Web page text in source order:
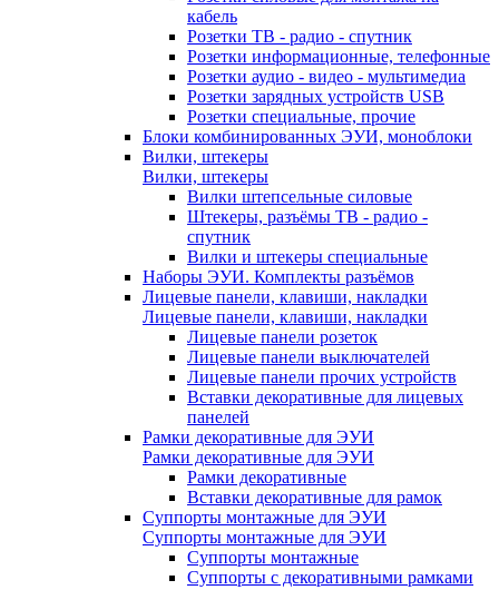
кабель
Розетки ТВ - радио - спутник
Розетки информационные, телефонные
Розетки аудио - видео - мультимедиа
Розетки зарядных устройств USB
Розетки специальные, прочие
Блоки комбинированных ЭУИ, моноблоки
Вилки, штекеры
Вилки, штекеры
Вилки штепсельные силовые
Штекеры, разъёмы ТВ - радио -
спутник
Вилки и штекеры специальные
Наборы ЭУИ. Комплекты разъёмов
Лицевые панели, клавиши, накладки
Лицевые панели, клавиши, накладки
Лицевые панели розеток
Лицевые панели выключателей
Лицевые панели прочих устройств
Вставки декоративные для лицевых
панелей
Рамки декоративные для ЭУИ
Рамки декоративные для ЭУИ
Рамки декоративные
Вставки декоративные для рамок
Суппорты монтажные для ЭУИ
Суппорты монтажные для ЭУИ
Суппорты монтажные
Суппорты с декоративными рамками